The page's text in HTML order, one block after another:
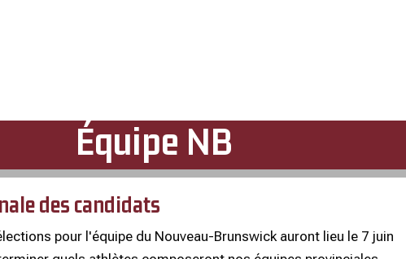
Équipe NB
des candidats
pour l'équipe du Nouveau-Brunswick auront lieu le 7 juin